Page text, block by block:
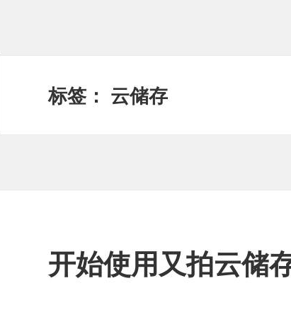
标签： 云储存
开始使用又拍云储